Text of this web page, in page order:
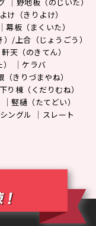
け（きりよけ）
幕板（まくいた）
/上合（じょうごう）
軒天（のきてん）
ケラバ
（きりづまやね）
り棟（くだりむね）
竪樋（たてどい）
ングル
スレート